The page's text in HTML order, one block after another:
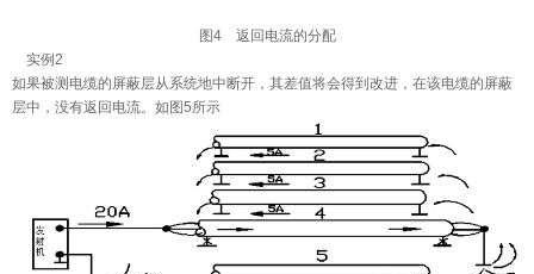
图4 返回电流的分配
实例2
如果被测电缆的屏蔽层从系统地中断开，其差值将会得到改进，在该电缆的屏蔽
层中，没有返回电流。如图5所示